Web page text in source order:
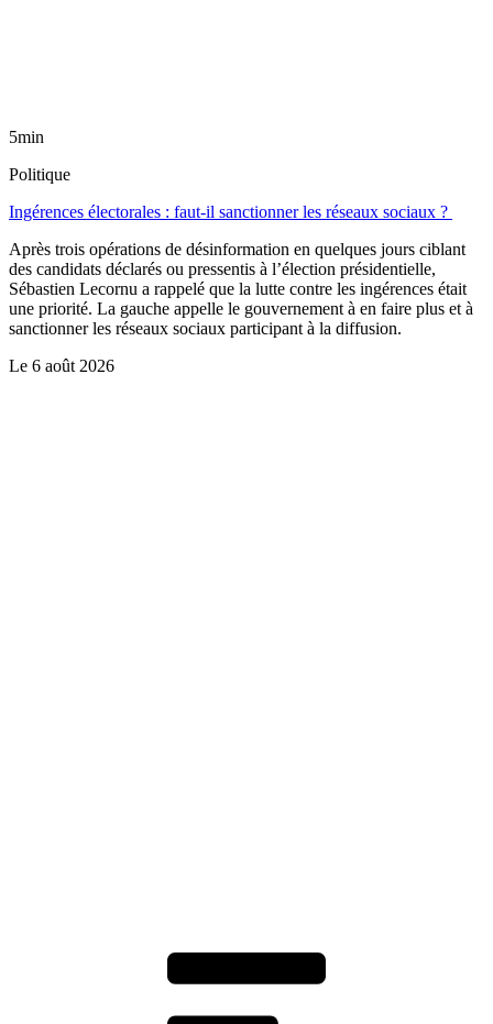
5min
Politique
Ingérences électorales : faut-il sanctionner les réseaux sociaux ?
Après trois opérations de désinformation en quelques jours ciblant
des candidats déclarés ou pressentis à l’élection présidentielle,
Sébastien Lecornu a rappelé que la lutte contre les ingérences était
une priorité. La gauche appelle le gouvernement à en faire plus et à
sanctionner les réseaux sociaux participant à la diffusion.
Le 6 août 2026